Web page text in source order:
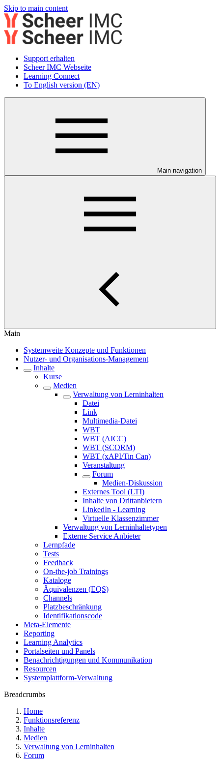
Skip to main content
Support erhalten
Scheer IMC Webseite
Learning Connect
To English version (EN)
Main navigation
Main
Systemweite Konzepte und Funktionen
Nutzer- und Organisations-Management
Inhalte
Kurse
Medien
Verwaltung von Lerninhalten
Datei
Link
Multimedia-Datei
WBT
WBT (AICC)
WBT (SCORM)
WBT (xAPI/Tin Can)
Veranstaltung
Forum
Medien-Diskussion
Externes Tool (LTI)
Inhalte von Drittanbietern
LinkedIn - Learning
Virtuelle Klassenzimmer
Verwaltung von Lerninhaltetypen
Externe Service Anbieter
Lernpfade
Tests
Feedback
On-the-job Trainings
Kataloge
Äquivalenzen (EQS)
Channels
Platzbeschränkung
Identifikationscode
Meta-Elemente
Reporting
Learning Analytics
Portalseiten und Panels
Benachrichtigungen und Kommunikation
Resourcen
Systemplattform-Verwaltung
Breadcrumbs
Home
Funktionsreferenz
Inhalte
Medien
Verwaltung von Lerninhalten
Forum